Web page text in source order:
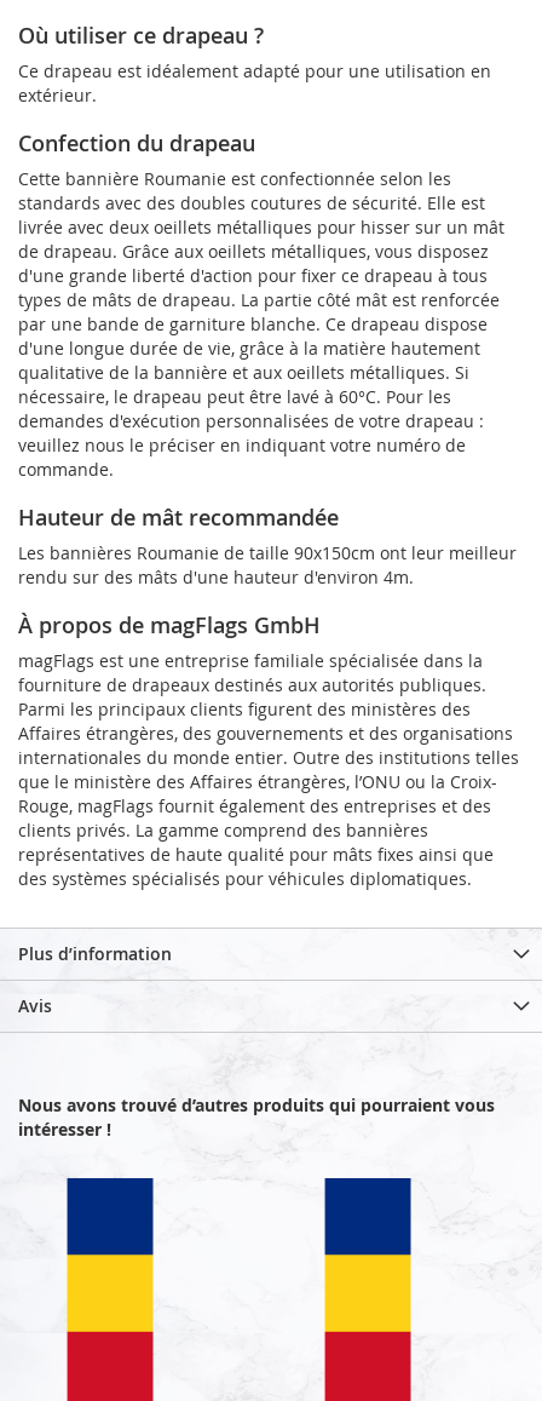
Où utiliser ce drapeau ?
Ce drapeau est idéalement adapté pour une utilisation en
extérieur.
Confection du drapeau
Cette bannière Roumanie est confectionnée selon les
standards avec des doubles coutures de sécurité. Elle est
livrée avec deux oeillets métalliques pour hisser sur un mât
de drapeau. Grâce aux oeillets métalliques, vous disposez
d'une grande liberté d'action pour fixer ce drapeau à tous
types de mâts de drapeau. La partie côté mât est renforcée
par une bande de garniture blanche. Ce drapeau dispose
d'une longue durée de vie, grâce à la matière hautement
qualitative de la bannière et aux oeillets métalliques. Si
nécessaire, le drapeau peut être lavé à 60°C. Pour les
demandes d'exécution personnalisées de votre drapeau :
veuillez nous le préciser en indiquant votre numéro de
commande.
Hauteur de mât recommandée
Les bannières Roumanie de taille 90x150cm ont leur meilleur
rendu sur des mâts d'une hauteur d'environ 4m.
À propos de magFlags GmbH
magFlags est une entreprise familiale spécialisée dans la
fourniture de drapeaux destinés aux autorités publiques.
Parmi les principaux clients figurent des ministères des
Affaires étrangères, des gouvernements et des organisations
internationales du monde entier. Outre des institutions telles
que le ministère des Affaires étrangères, l’ONU ou la Croix-
Rouge, magFlags fournit également des entreprises et des
clients privés. La gamme comprend des bannières
représentatives de haute qualité pour mâts fixes ainsi que
des systèmes spécialisés pour véhicules diplomatiques.
Plus d’information
Avis
Nous avons trouvé d’autres produits qui pourraient vous
intéresser !